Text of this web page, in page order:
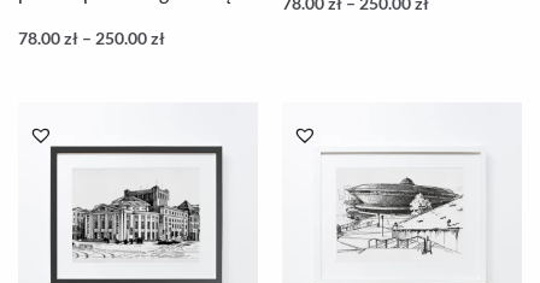
78.00zł – 250.00zł
od
do
250.00 zł
od
do
250.00 zł